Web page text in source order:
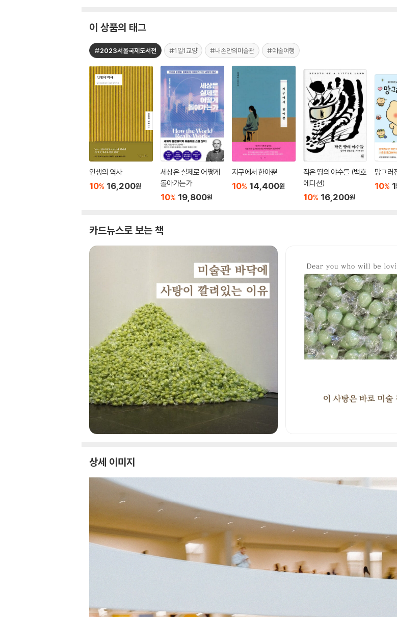
이 상품의 태그
#2023서울국제도서전 #1일1교양 #내손안의미술관 #예술여행
인생의 역사
10% 16,200원
세상은 실제로 어떻게
돌아가는가
10% 19,800원
지구에서 한아뿐
10% 14,400원
작은 땅의 야수들 (백호
에디션)
10% 16,200원
망그러
10%
카드뉴스로 보는 책
상세 이미지